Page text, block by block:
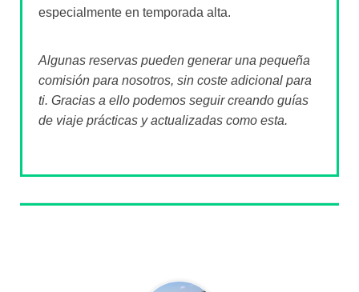
especialmente en temporada alta.
Algunas reservas pueden generar una pequeña
comisión para nosotros, sin coste adicional para
ti. Gracias a ello podemos seguir creando guías
de viaje prácticas y actualizadas como esta.